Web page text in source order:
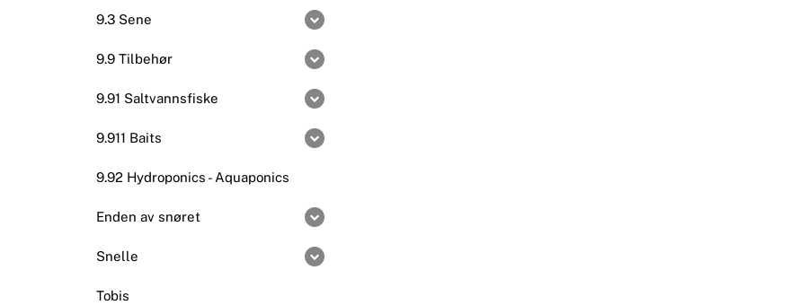
9.3 Sene
9.9 Tilbehør
9.91 Saltvannsfiske
9.911 Baits
9.92 Hydroponics - Aquaponics
Enden av snøret
Snelle
Tobis